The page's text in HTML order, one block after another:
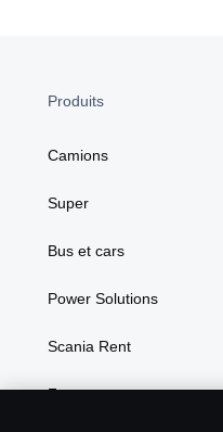
Produits
Camions
Super
Bus et cars
Power Solutions
Scania Rent
Focus